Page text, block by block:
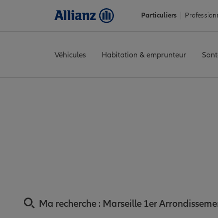
Particuliers
Véhicules Habitation & emprunteur
Ma recherche : Marseille 1er